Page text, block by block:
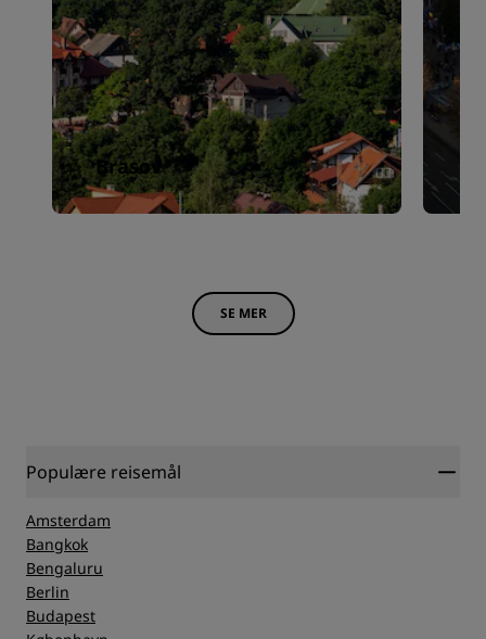
Brasov
SE MER
Populære reisemål
Amsterdam
Bangkok
Bengaluru
Berlin
Budapest